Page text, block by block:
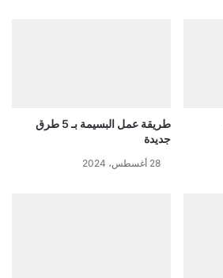
طريقة عمل البسيمة بـ 5 طرق
جديدة
28 أغسطس، 2024